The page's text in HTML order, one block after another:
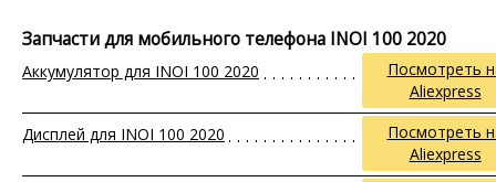
Запчасти для мобильного телефона INOI 100 2020
Аккумулятор для INOI 100 2020
Посмотреть
Aliexpress
Дисплей для INOI 100 2020
Посмотреть
Aliexpress